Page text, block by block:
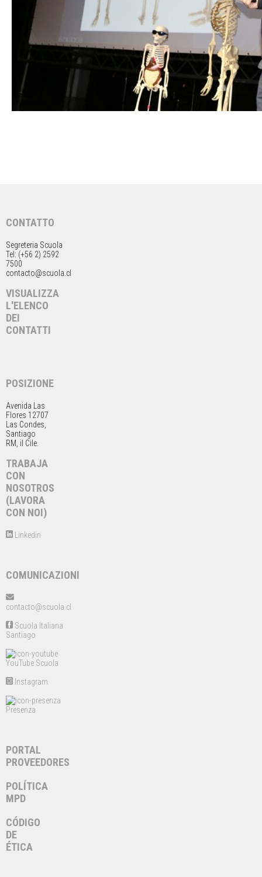
CONTATTO
Segreteria Scuola
Tel: (+56 2) 2592
7500
contacto@scuola.cl
VISUALIZZA
L'ELENCO
DEI
CONTATTI
POSIZIONE
Avenida Las
Flores 12707
Las Condes,
Santiago
RM, il Cile.
TRABAJA
CON
NOSOTROS
(LAVORA
CON NOI)
Linkedin
COMUNICAZIONI
contacto@scuola.cl
Scuola Italiana
Santiago
YouTube Scuola
Instagram
Presenza
PORTAL
PROVEEDORES
POLÍTICA
MPD
CÓDIGO
DE
ÉTICA